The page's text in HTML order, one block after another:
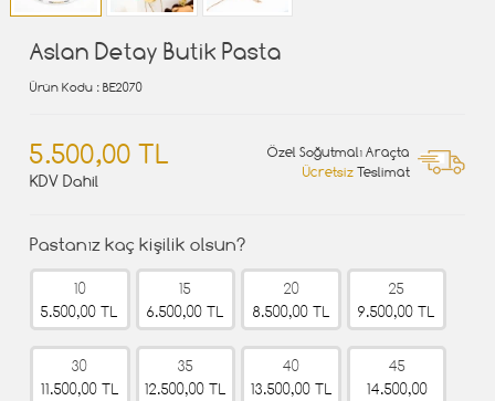
Aslan Detay Butik Pasta
Ürün Kodu : BE2070
5.500,00 TL
KDV Dahil
Özel Soğutmalı Araçta
Ücretsiz Teslimat
Pastanız kaç kişilik olsun?
10
5.500,00 TL
15
6.500,00 TL
20
8.500,00 TL
25
9.500,00 TL
30
11.500,00 TL
35
12.500,00 TL
40
13.500,00 TL
45
14.500,00